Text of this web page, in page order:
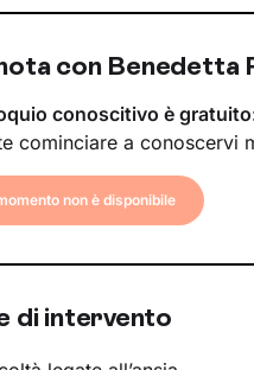
con Benedetta
conoscitivo è
cominciare a conoscervi
non è disponibile
di intervento